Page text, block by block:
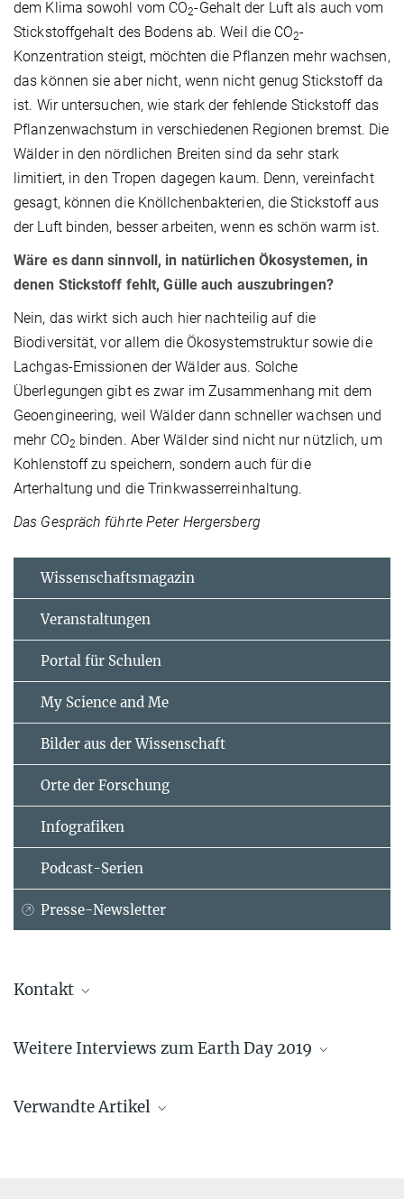
dem Klima sowohl vom CO2-Gehalt der Luft als auch vom
Stickstoffgehalt des Bodens ab. Weil die CO2-
Konzentration steigt, möchten die Pflanzen mehr wachsen,
das können sie aber nicht, wenn nicht genug Stickstoff da
ist. Wir untersuchen, wie stark der fehlende Stickstoff das
Pflanzenwachstum in verschiedenen Regionen bremst. Die
Wälder in den nördlichen Breiten sind da sehr stark
limitiert, in den Tropen dagegen kaum. Denn, vereinfacht
gesagt, können die Knöllchenbakterien, die Stickstoff aus
der Luft binden, besser arbeiten, wenn es schön warm ist.
Wäre es dann sinnvoll, in natürlichen Ökosystemen, in
denen Stickstoff fehlt, Gülle auch auszubringen?
Nein, das wirkt sich auch hier nachteilig auf die
Biodiversität, vor allem die Ökosystemstruktur sowie die
Lachgas-Emissionen der Wälder aus. Solche
Überlegungen gibt es zwar im Zusammenhang mit dem
Geoengineering, weil Wälder dann schneller wachsen und
mehr CO2 binden. Aber Wälder sind nicht nur nützlich, um
Kohlenstoff zu speichern, sondern auch für die
Arterhaltung und die Trinkwasserreinhaltung.
Das Gespräch führte Peter Hergersberg
Wissenschaftsmagazin
Veranstaltungen
Portal für Schulen
My Science and Me
Bilder aus der Wissenschaft
Orte der Forschung
Infografiken
Podcast-Serien
Presse-Newsletter
Kontakt
Max-Planck-Institut für Biogeochemie, Jena
Weitere Interviews zum Earth Day 2019
Weitere Interviews zum Earth Day
Verwandte Artikel